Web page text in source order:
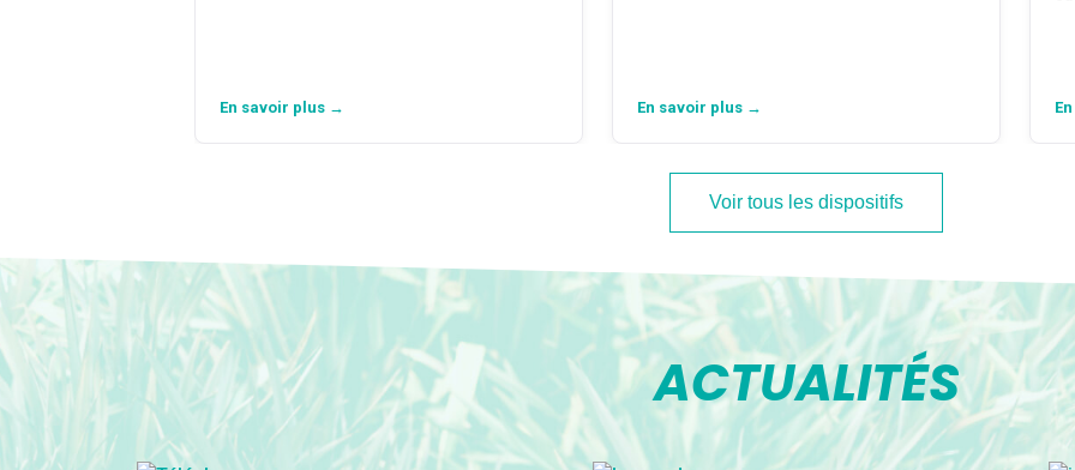
En savoir plus → En savoir plus →
Voir tous les dispositifs
ACTUALITÉS